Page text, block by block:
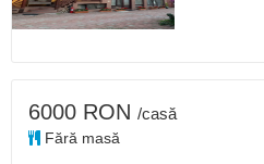
6000 RON /casă
Fără masă